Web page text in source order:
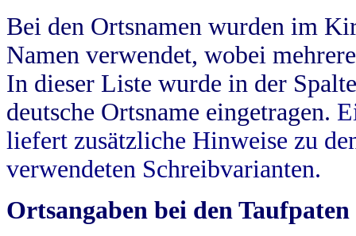
Bei den Ortsnamen wurden im
Namen verwendet, wobei
In dieser Liste wurde in der
deutsche Ortsname eingetragen.
liefert zusätzliche Hinweise zu
verwendeten Schreibvarianten.
Ortsangaben bei den Taufpaten